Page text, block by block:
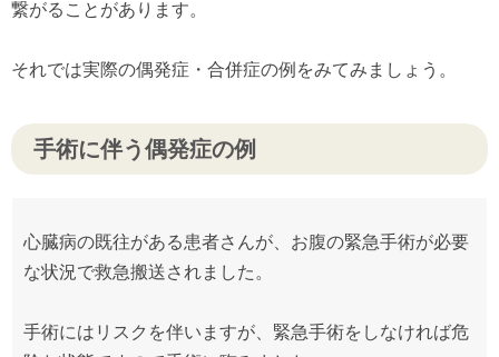
繋がることがあります。
それでは実際の偶発症・合併症の例をみてみましょう。
手術に伴う偶発症の例
心臓病の既往がある患者さんが、お腹の緊急手術が必要
な状況で救急搬送されました。
手術にはリスクを伴いますが、緊急手術をしなければ危